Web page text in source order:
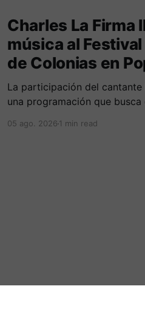
Charles La Firma
música al
de Colonias en
La participación del
una programación que busca
expresiones artísticas de
05 ago. 20261 min read